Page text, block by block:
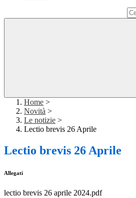
Home >
Novità >
Le notizie >
Lectio brevis 26 Aprile
Lectio brevis 26 Aprile
Allegati
lectio brevis 26 aprile 2024.pdf